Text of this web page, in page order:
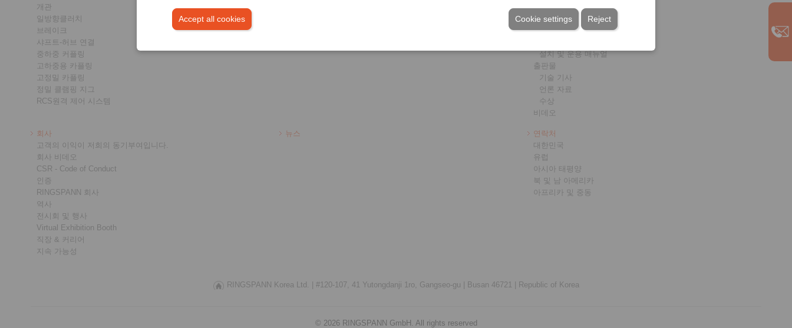
Accept all cookies Reject
Cookie settings
개관
일방향클러치
브레이크
샤프트-허브 연결
중하중 커플링
고하중용 카플링
고정밀 카플링
정밀 클램핑 지그
RCS원격 제어 시스템
다운로드
제품 카탈로그
브로셔
설치 및 운용 매뉴얼
출판물
기술 기사
언론 자료
수상
비데오
회사
고객의 이익이 저희의 동기부여입니다.
회사 비데오
CSR - Code of Conduct
인증
RINGSPANN 회사
역사
전시회 및 행사
Virtual Exhibition Booth
직장 & 커리어
지속 가능성
뉴스
연락처
대한민국
유럽
아시아 태평양
북 및 남 아메리카
아프리카 및 중동
RINGSPANN Korea Ltd. | #120-107, 41 Yutongdanji 1ro, Gangseo-gu | Busan 46721 | Republic of Korea
© 2026 RINGSPANN GmbH. All rights reserved